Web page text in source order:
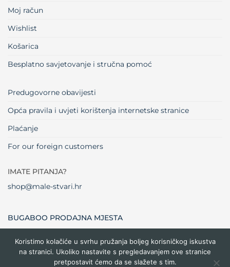
Moj račun
Wishlist
Košarica
Besplatno savjetovanje i stručna pomoć
Predugovorne obavijesti
Opća pravila i uvjeti korištenja internetske stranice
Plaćanje
For our foreign customers
IMATE PITANJA?
shop@male-stvari.hr
BUGABOO PRODAJNA MJESTA
Visa MasterCardMaestro Dinners
Club
Credit
Card
Cash
Koristimo kolačiće u svrhu pružanja boljeg korisničkog iskustva
na stranici. Ukoliko nastavite s pregledavanjem ove stranice
pretpostavit ćemo da se slažete s tim.